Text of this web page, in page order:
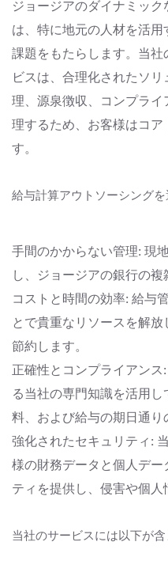
ジョージアのダイナミッ
は、特に地元の人材を活
課題をもたらします。当
ビスは、合理化されたソ
理、源泉徴収、コンプラ
理するため、お客様はコア
す。
給与計算アウトソーシング
手間のかからない管理: 現
し、ジョージアの銀行の複
コストと時間の効率: 給与
とで貴重なリソースを解
節約します。
正確性とコンプライアン
る当社の専門知識を活用
料、および給与の期日通り
強化されたセキュリティ:
様の財務データと個人デー
ティを提供し、侵害や個人
当社のサービスには以下が含